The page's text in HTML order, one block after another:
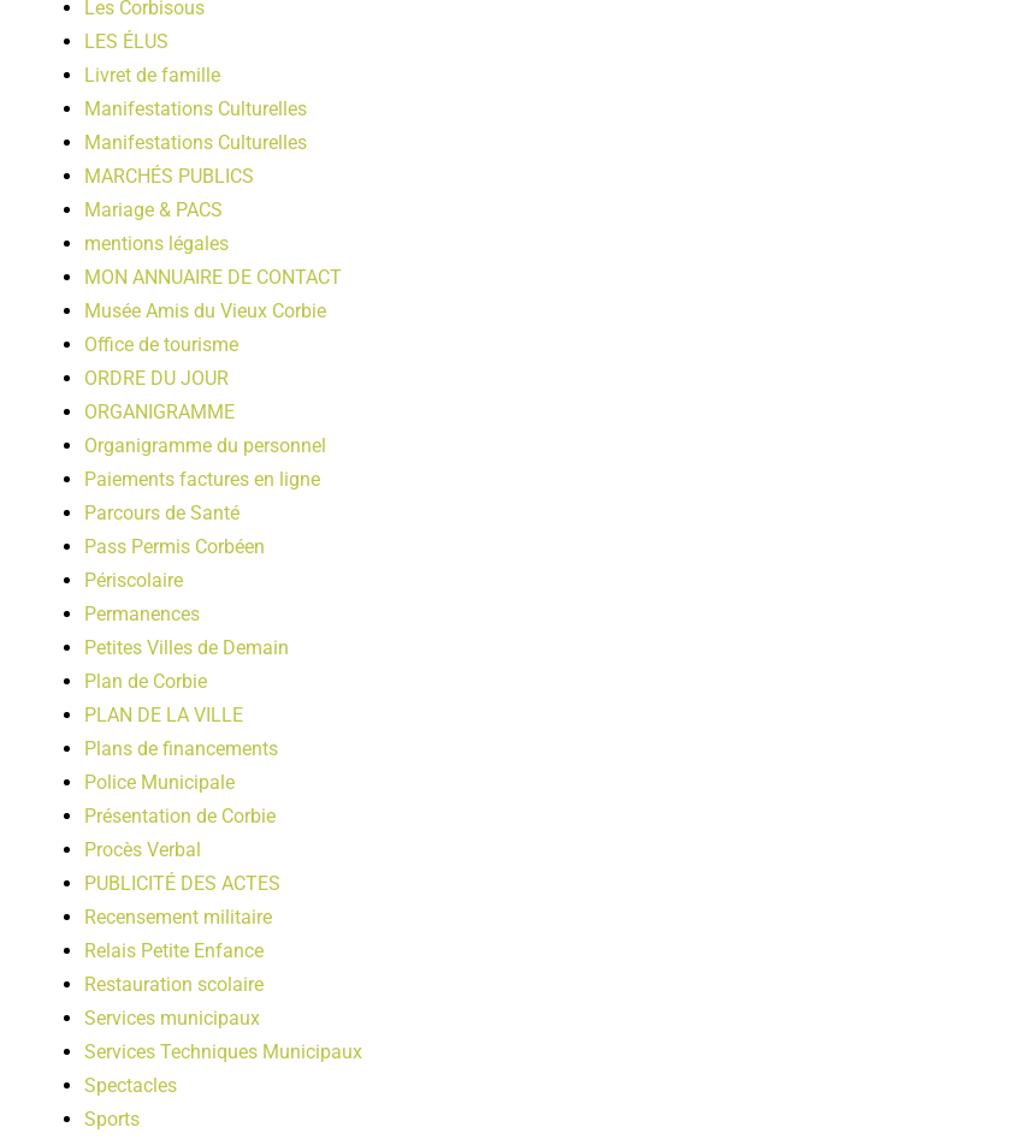
Les Corbisous
LES ÉLUS
Livret de famille
Manifestations Culturelles
Manifestations Culturelles
MARCHÉS PUBLICS
Mariage & PACS
mentions légales
MON ANNUAIRE DE CONTACT
Musée Amis du Vieux Corbie
Office de tourisme
ORDRE DU JOUR
ORGANIGRAMME
Organigramme du personnel
Paiements factures en ligne
Parcours de Santé
Pass Permis Corbéen
Périscolaire
Permanences
Petites Villes de Demain
Plan de Corbie
PLAN DE LA VILLE
Plans de financements
Police Municipale
Présentation de Corbie
Procès Verbal
PUBLICITÉ DES ACTES
Recensement militaire
Relais Petite Enfance
Restauration scolaire
Services municipaux
Services Techniques Municipaux
Spectacles
Sports